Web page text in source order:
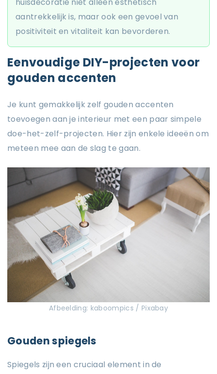
aantrekkelijk is, maar ook een gevoel van
positiviteit en vitaliteit kan bevorderen.
Eenvoudige DIY-projecten voor
gouden accenten
Je kunt gemakkelijk zelf gouden accenten
toevoegen aan je interieur met een paar simpele
doe-het-zelf-projecten. Hier zijn enkele ideeën om
meteen mee aan de slag te gaan.
Afbeelding: kaboompics / Pixabay
Gouden spiegels
Spiegels zijn een cruciaal element in de